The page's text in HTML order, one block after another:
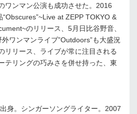
ワンマン公演も成功させた。2016
at ZEPP TOKYO &
のリリース、5月日比谷野音、
ワンマンライブ”Outdoors”も大盛況
リリース、ライブが常に注目される
テリングの巧みさを併せ持った、東
身。シンガーソングライター。2007